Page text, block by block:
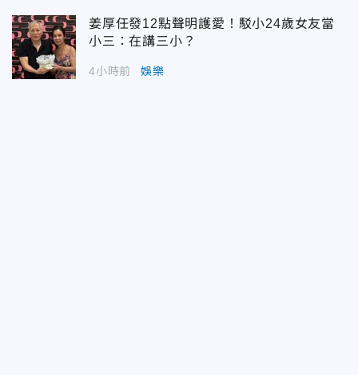
姜厚任發12點聲明護愛！駁小24歲女友當
小三：在講三小？
4小時前 娛樂